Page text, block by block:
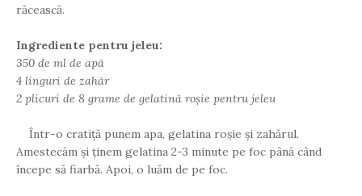
răcească.
Ingrediente pentru jeleu:
350 de ml de apă
4 linguri de zahăr
2 plicuri de 8 grame de gelatină roșie pentru jeleu
Într-o cratiță punem apa, gelatina roșie și zahărul.
Amestecăm și ținem gelatina 2-3 minute pe foc până când
începe să fiarbă. Apoi, o luăm de pe foc.